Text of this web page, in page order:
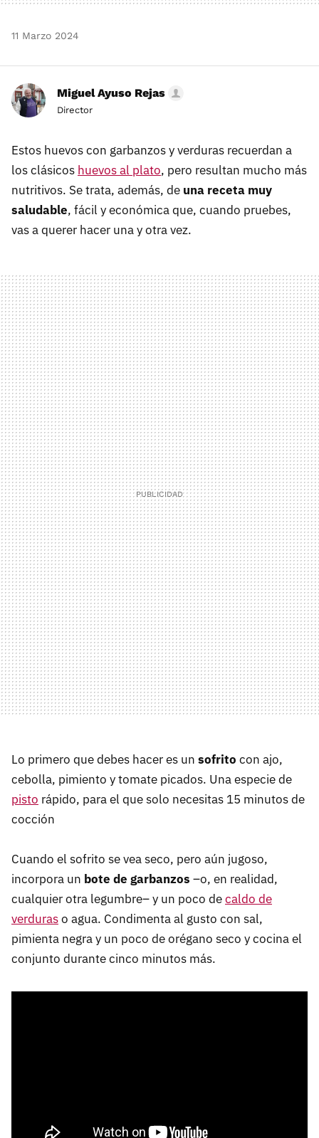
11 Marzo 2024
Miguel Ayuso Rejas
Director
Estos huevos con garbanzos y verduras recuerdan a
los clásicos huevos al plato, pero resultan mucho más
nutritivos. Se trata, además, de una receta muy
saludable, fácil y económica que, cuando pruebes,
vas a querer hacer una y otra vez.
Lo primero que debes hacer es un sofrito con ajo,
cebolla, pimiento y tomate picados. Una especie de
pisto rápido, para el que solo necesitas 15 minutos de
cocción
Cuando el sofrito se vea seco, pero aún jugoso,
incorpora un bote de garbanzos –o, en realidad,
cualquier otra legumbre–y un poco decaldo de
verduraso agua. Condimenta al gusto con sal,
pimienta negra y un poco de orégano seco y cocina el
conjunto durante cinco minutos más.